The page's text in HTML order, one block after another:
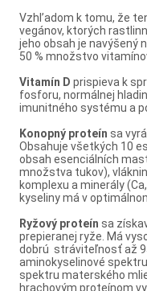
Vzhl’adom k tomu, že
vegánov, ktorých
jeho obsah je navýšený
50 % množstvo
Vitamín D prispieva k
fosforu, normálnej
imunitného systému a
Konopný proteín sa
Obsahuje všetkých 10
obsah esenciálních
množstva tukov),
komplexu a minerály
kyseliny má v
Ryžový proteín sa
prepieranej ryže. Má
dobrú stráviteľnosť až
aminokyselinové
spektru materského
hrachovým proteínom